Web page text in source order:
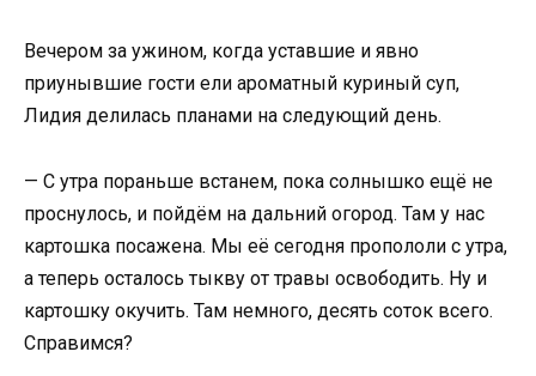
Вечером за ужином, когда уставшие и явно
приунывшие гости ели ароматный куриный суп,
Лидия делилась планами на следующий день.
— С утра пораньше встанем, пока солнышко ещё не
проснулось, и пойдём на дальний огород. Там у нас
картошка посажена. Мы её сегодня пропололи с утра,
а теперь осталось тыкву от травы освободить. Ну и
картошку окучить. Там немного, десять соток всего.
Справимся?